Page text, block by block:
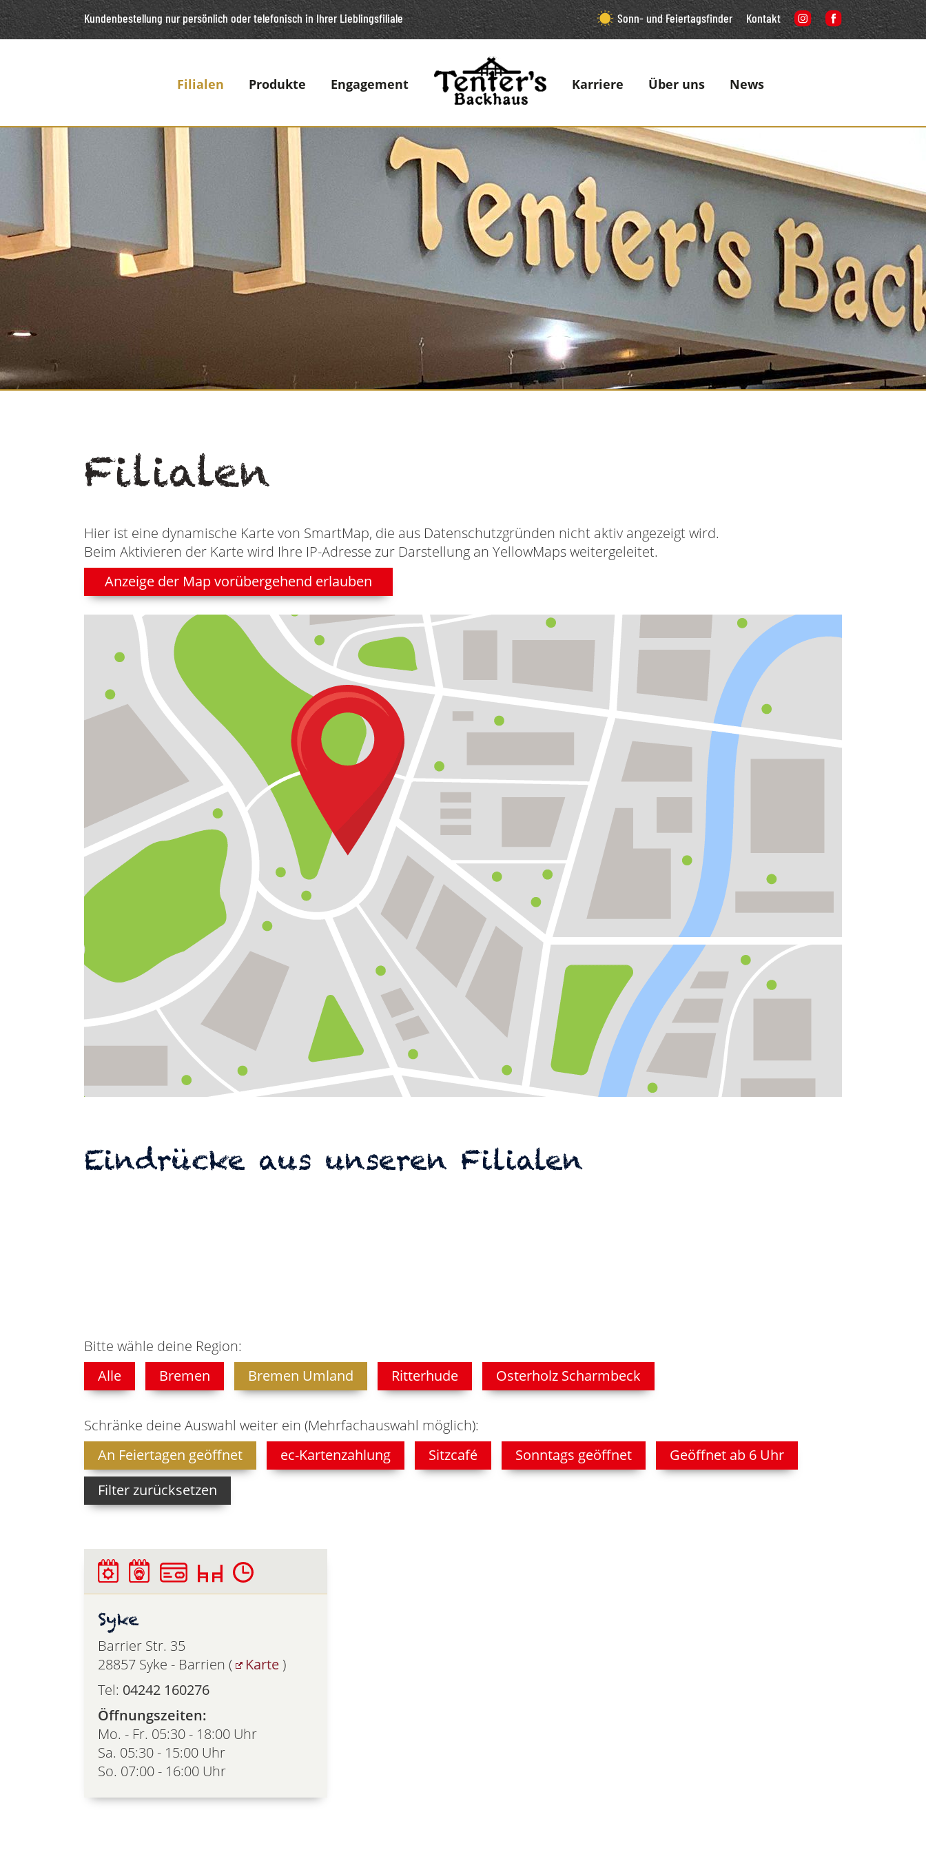
Kundenbestellung nur persönlich oder telefonisch in Ihrer Lieblingsfiliale Sonn- und Feiertagsfinder Kontakt
Filialen Produkte Engagement Karriere Über uns News
Filialen
Hier ist eine dynamische Karte von SmartMap, die aus Datenschutzgründen nicht aktiv angezeigt wird.
Beim Aktivieren der Karte wird Ihre IP-Adresse zur Darstellung an YellowMaps weitergeleitet.
Anzeige der Map vorübergehend erlauben
Eindrücke aus unseren Filialen
Bitte wähle deine Region:
Alle
Bremen Bremen Umland Ritterhude Osterholz Scharmbeck
Schränke deine Auswahl weiter ein (Mehrfachauswahl möglich):
An Feiertagen geöffnet
ec-Kartenzahlung Sitzcafé Sonntags geöffnet
Geöffnet ab 6 Uhr
Filter zurücksetzen
Syke
Barrier Str. 35
28857 Syke - Barrien (
Karte )
Tel: 04242 160276
Öffnungszeiten:
Mo. - Fr. 05:30 - 18:00 Uhr
Sa. 05:30 - 15:00 Uhr
So. 07:00 - 16:00 Uhr